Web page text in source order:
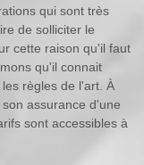
qui sont très
de solliciter le
cette raison qu'il faut
qu'il connait
règles de l'art. À
assurance d'une
sont accessibles à